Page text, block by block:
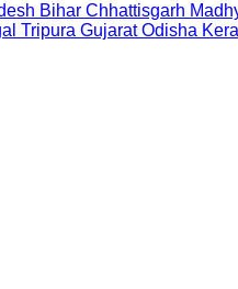
Bihar Chhattisgarh
Tripura Gujarat Odisha